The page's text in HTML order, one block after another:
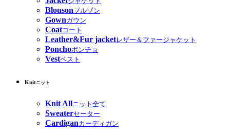
Blousonブルゾン
Gownガウン
Coatコート
Leather&Fur jacketレザー＆ファージャケット
Ponchoポンチョ
Vestベスト
Knitニット
Knit Allニット全て
Sweaterセーター
Cardiganカーディガン